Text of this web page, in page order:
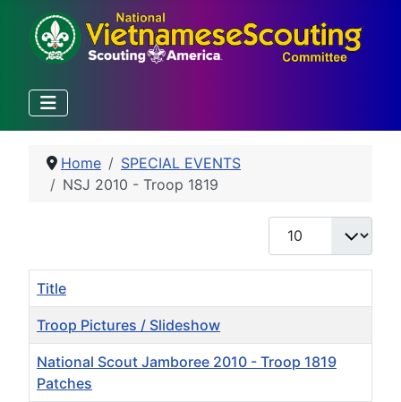
Home
SPECIAL EVENTS
NSJ 2010 - Troop 1819
Display #
Title
Troop Pictures / Slideshow
National Scout Jamboree 2010 - Troop 1819
Patches